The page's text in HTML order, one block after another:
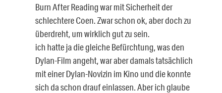
Burn After Reading war mit Sicherheit der
schlechtere Coen. Zwar schon ok, aber doch zu
überdreht, um wirklich gut zu sein.
ich hatte ja die gleiche Befürchtung, was den
Dylan-Film angeht, war aber damals tatsächlich
mit einer Dylan-Novizin im Kino und die konnte
sich da schon drauf einlassen. Aber ich glaube